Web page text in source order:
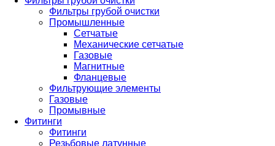
Фильтры грубой очистки
Промышленные
Сетчатые
Механические сетчатые
Газовые
Магнитные
Фланцевые
Фильтрующие элементы
Газовые
Промывные
Фитинги
Фитинги
Резьбовые латунные